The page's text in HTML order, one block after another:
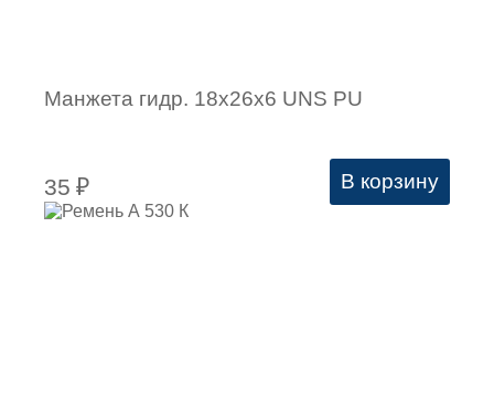
Манжета гидр. 18х26х6 UNS PU
35 ₽ В корзину